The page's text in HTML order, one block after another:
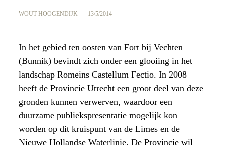
WOUT HOOGENDIJK 13/5/2014
In het gebied ten oosten van Fort bij Vechten
(Bunnik) bevindt zich onder een glooiing in het
landschap Romeins Castellum Fectio. In 2008
heeft de Provincie Utrecht een groot deel van deze
gronden kunnen verwerven, waardoor een
duurzame publiekspresentatie mogelijk kon
worden op dit kruispunt van de Limes en de
Nieuwe Hollandse Waterlinie. De Provincie wil